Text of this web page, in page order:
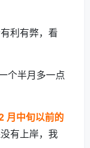
利有弊，看
个半月多一点
月中旬以前的
有上岸，我